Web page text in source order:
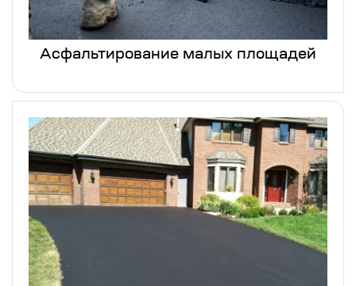
Асфальтирование малых площадей